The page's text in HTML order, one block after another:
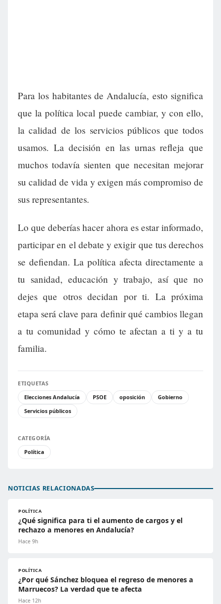
Para los habitantes de Andalucía, esto significa
que la política local puede cambiar, y con ello,
la calidad de los servicios públicos que todos
usamos. La decisión en las urnas refleja que
muchos todavía sienten que necesitan mejorar
su calidad de vida y exigen más compromiso de
sus representantes.
Lo que deberías hacer ahora es estar informado,
participar en el debate y exigir que tus derechos
se defiendan. La política afecta directamente a
tu sanidad, educación y trabajo, así que no
dejes que otros decidan por ti. La próxima
etapa será clave para definir qué cambios llegan
a tu comunidad y cómo te afectan a ti y a tu
familia.
ETIQUETAS
Elecciones Andalucía
PSOE oposición
Gobierno
Servicios públicos
CATEGORÍA
Política
NOTICIAS RELACIONADAS
POLÍTICA
¿Qué significa para ti el aumento de cargos y el
rechazo a menores en Andalucía?
Hace 9h
POLÍTICA
¿Por qué Sánchez bloquea el regreso de menores a
Marruecos? La verdad que te afecta
Hace 12h